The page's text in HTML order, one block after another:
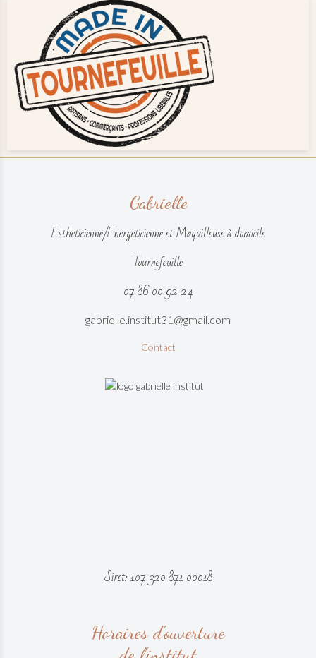
Gabrielle
Estheticienne/Energeticienne et Maquilleuse à domicile
Tournefeuille
07 86 00 92 24
gabrielle.institut31@gmail.com
Contact
Siret: 107 320 871 00018
Horaires d'ouverture